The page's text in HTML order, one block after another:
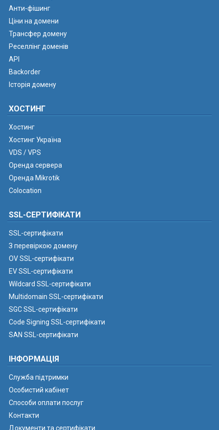
Анти-фішинг
Ціни на домени
Трансфер домену
Реселлінг доменів
API
Backorder
Історія домену
ХОСТИНГ
Хостинг
Хостинг Україна
VDS / VPS
Оренда сервера
Оренда Mikrotik
Colocation
SSL-СЕРТИФІКАТИ
SSL-сертифікати
З перевіркою домену
OV SSL-сертифікати
EV SSL-сертифікати
Wildcard SSL-сертифікати
Multidomain SSL-сертифікати
SGC SSL-сертифікати
Code Signing SSL-сертифікати
SAN SSL-сертифікати
ІНФОРМАЦІЯ
Служба підтримки
Особистий кабінет
Способи оплати послуг
Контакти
Документи та сертифікати